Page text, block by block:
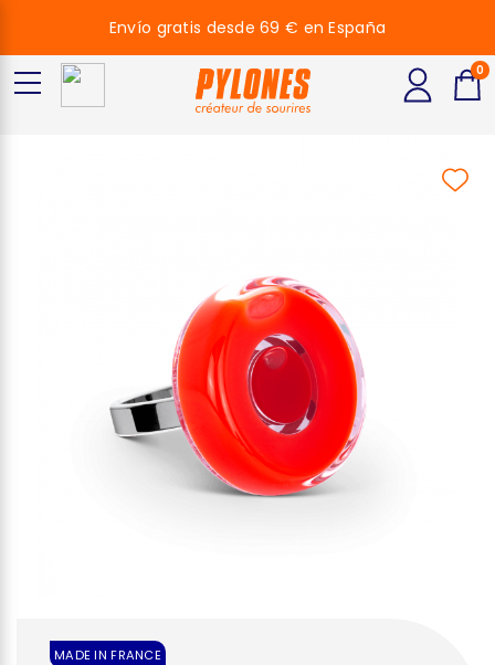
MADE IN FRANCE
Envío gratis desde 69 € en España
0